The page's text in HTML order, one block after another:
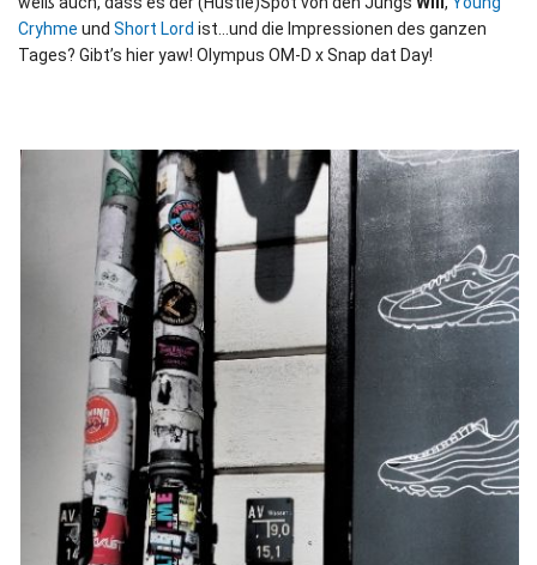
Cryhme und Short Lord ist…und die Impressionen des ganzen
Tages? Gibt’s hier yaw! Olympus OM-D x Snap dat Day!